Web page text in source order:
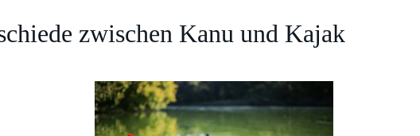
zwischen Kanu und Kajak